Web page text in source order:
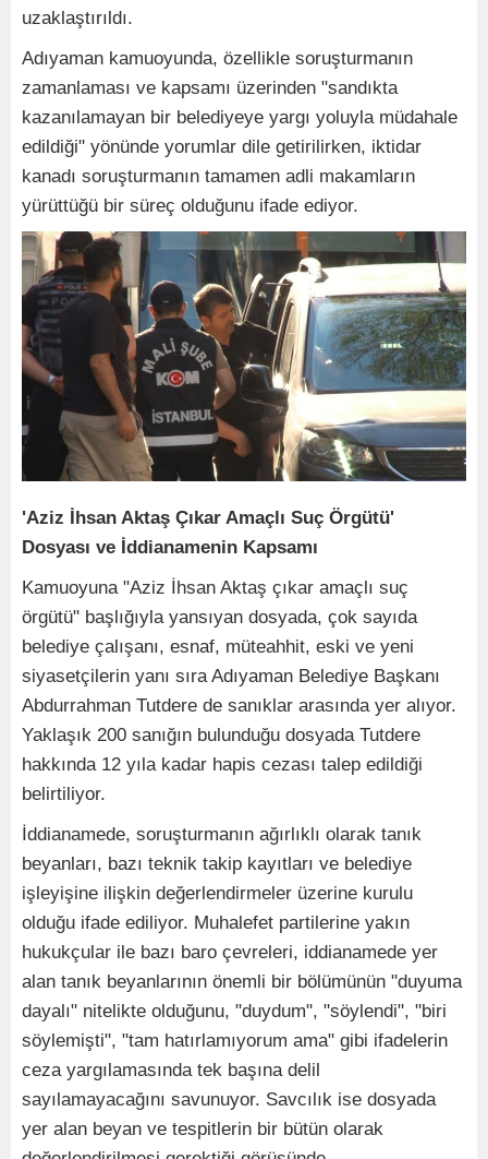
uzaklaştırıldı.
Adıyaman kamuoyunda, özellikle soruşturmanın
zamanlaması ve kapsamı üzerinden "sandıkta
kazanılamayan bir belediyeye yargı yoluyla müdahale
edildiği" yönünde yorumlar dile getirilirken, iktidar
kanadı soruşturmanın tamamen adli makamların
yürüttüğü bir süreç olduğunu ifade ediyor.
'Aziz İhsan Aktaş Çıkar Amaçlı Suç Örgütü'
Dosyası ve İddianamenin Kapsamı
Kamuoyuna "Aziz İhsan Aktaş çıkar amaçlı suç
örgütü" başlığıyla yansıyan dosyada, çok sayıda
belediye çalışanı, esnaf, müteahhit, eski ve yeni
siyasetçilerin yanı sıra Adıyaman Belediye Başkanı
Abdurrahman Tutdere de sanıklar arasında yer alıyor.
Yaklaşık 200 sanığın bulunduğu dosyada Tutdere
hakkında 12 yıla kadar hapis cezası talep edildiği
belirtiliyor.
İddianamede, soruşturmanın ağırlıklı olarak tanık
beyanları, bazı teknik takip kayıtları ve belediye
işleyişine ilişkin değerlendirmeler üzerine kurulu
olduğu ifade ediliyor. Muhalefet partilerine yakın
hukukçular ile bazı baro çevreleri, iddianamede yer
alan tanık beyanlarının önemli bir bölümünün "duyuma
dayalı" nitelikte olduğunu, "duydum", "söylendi", "biri
söylemişti", "tam hatırlamıyorum ama" gibi ifadelerin
ceza yargılamasında tek başına delil
sayılamayacağını savunuyor. Savcılık ise dosyada
yer alan beyan ve tespitlerin bir bütün olarak